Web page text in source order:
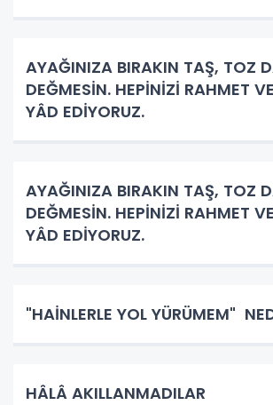
AYAĞINIZA BIRAKIN TAŞ, TOZ
DEĞMESİN. HEPİNİZİ RAHMET
YÂD EDİYORUZ.
AYAĞINIZA BIRAKIN TAŞ, TOZ
DEĞMESİN. HEPİNİZİ RAHMET
YÂD EDİYORUZ.
"HAİNLERLE YOL YÜRÜMEM"
HÂLÂ AKILLANMADILAR